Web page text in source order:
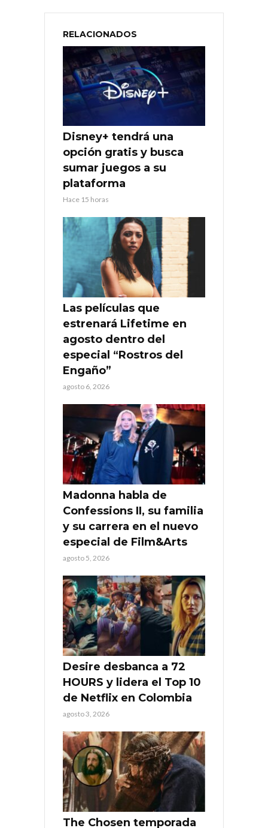
RELACIONADOS
Disney+ tendrá una
opción gratis y busca
sumar juegos a su
plataforma
Hace 15 horas
Las películas que
estrenará Lifetime en
agosto dentro del
especial “Rostros del
Engaño”
agosto 6, 2026
Madonna habla de
Confessions II, su familia
y su carrera en el nuevo
especial de Film&Arts
agosto 5, 2026
Desire desbanca a 72
HOURS y lidera el Top 10
de Netflix en Colombia
agosto 3, 2026
The Chosen temporada